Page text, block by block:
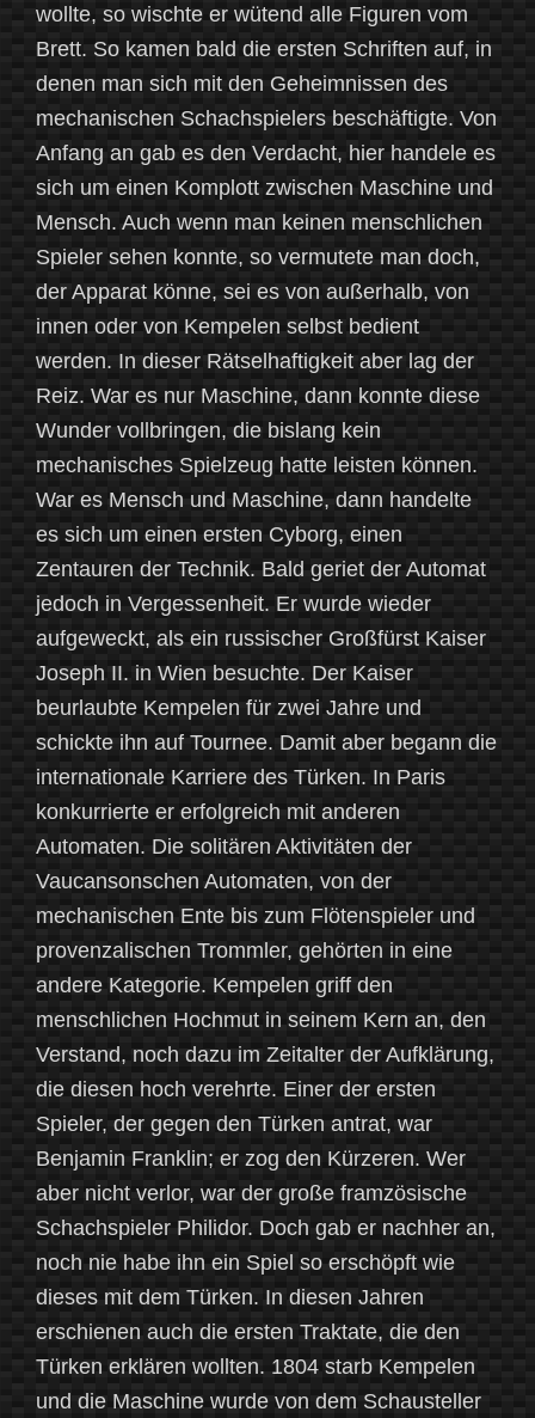
wollte, so wischte er wütend alle Figuren vom
Brett. So kamen bald die ersten Schriften auf, in
denen man sich mit den Geheimnissen des
mechanischen Schachspielers beschäftigte. Von
Anfang an gab es den Verdacht, hier handele es
sich um einen Komplott zwischen Maschine und
Mensch. Auch wenn man keinen menschlichen
Spieler sehen konnte, so vermutete man doch,
der Apparat könne, sei es von außerhalb, von
innen oder von Kempelen selbst bedient
werden. In dieser Rätselhaftigkeit aber lag der
Reiz. War es nur Maschine, dann konnte diese
Wunder vollbringen, die bislang kein
mechanisches Spielzeug hatte leisten können.
War es Mensch und Maschine, dann handelte
es sich um einen ersten Cyborg, einen
Zentauren der Technik. Bald geriet der Automat
jedoch in Vergessenheit. Er wurde wieder
aufgeweckt, als ein russischer Großfürst Kaiser
Joseph II. in Wien besuchte. Der Kaiser
beurlaubte Kempelen für zwei Jahre und
schickte ihn auf Tournee. Damit aber begann die
internationale Karriere des Türken. In Paris
konkurrierte er erfolgreich mit anderen
Automaten. Die solitären Aktivitäten der
Vaucansonschen Automaten, von der
mechanischen Ente bis zum Flötenspieler und
provenzalischen Trommler, gehörten in eine
andere Kategorie. Kempelen griff den
menschlichen Hochmut in seinem Kern an, den
Verstand, noch dazu im Zeitalter der Aufklärung,
die diesen hoch verehrte. Einer der ersten
Spieler, der gegen den Türken antrat, war
Benjamin Franklin; er zog den Kürzeren. Wer
aber nicht verlor, war der große framzösische
Schachspieler Philidor. Doch gab er nachher an,
noch nie habe ihn ein Spiel so erschöpft wie
dieses mit dem Türken. In diesen Jahren
erschienen auch die ersten Traktate, die den
Türken erklären wollten. 1804 starb Kempelen
und die Maschine wurde von dem Schausteller